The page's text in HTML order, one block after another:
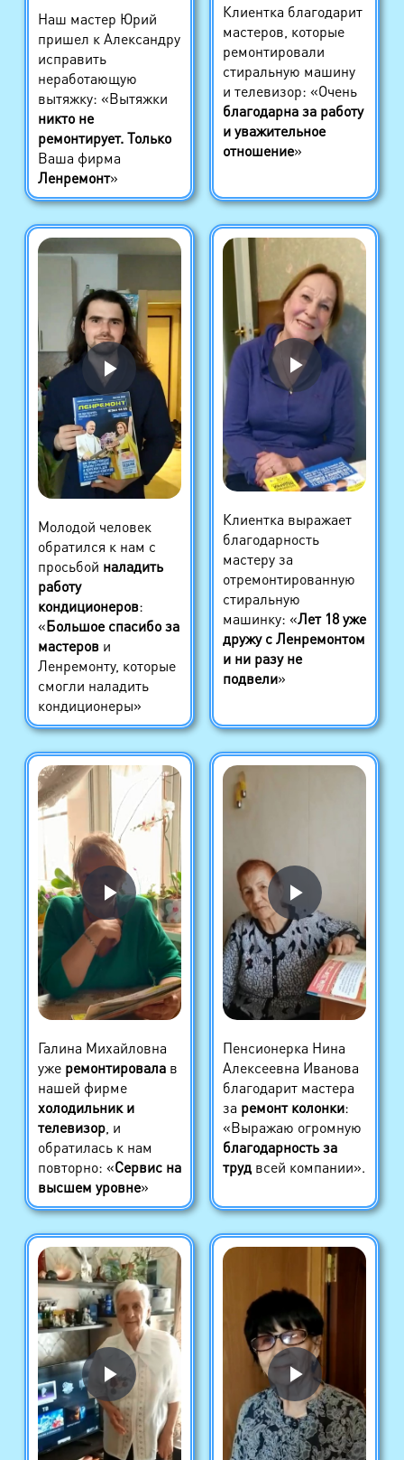
Наш мастер Юрий
пришел к Александру
исправить
неработающую
вытяжку: «Вытяжки
никто не
ремонтирует. Только
Ваша фирма
Ленремонт»
Клиентка благодарит
мастеров, которые
ремонтировали
стиральную машину
и телевизор: «Очень
благодарна за работу
и уважительное
отношение»
Молодой человек
обратился к нам с
просьбой наладить
работу
кондиционеров:
«Большое спасибо за
мастерови
Ленремонту, которые
смогли наладить
кондиционеры»
Клиентка выражает
благодарность
мастеру за
отремонтированную
стиральную
машинку: «Лет 18 уже
дружу с Ленремонтом
и ни разу не
подвели»
Галина Михайловна
уже ремонтировалав
нашей фирме
холодильник и
телевизор, и
обратилась к нам
повторно: «Сервис на
высшем уровне»
Пенсионерка Нина
Алексеевна Иванова
благодарит мастера
за ремонт колонки:
«Выражаю огромную
благодарность за
трудвсей компании».